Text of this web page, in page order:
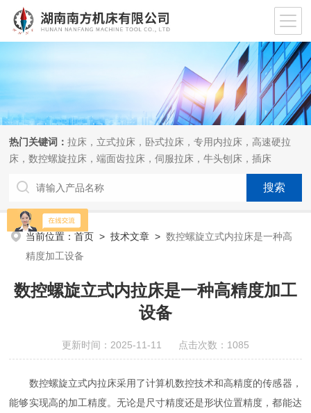
热门关键词：拉床，立式拉床，卧式拉床，专用内拉床，高速硬拉
床，数控螺旋拉床，端面齿拉床，伺服拉床，牛头刨床，插床
当前位置：首页 >技术文章 >数控螺旋立式内拉床是一种高
精度加工设备
数控螺旋立式内拉床是一种高精度加工
设备
更新时间：2025-11-11 点击次数：1085
数控螺旋立式内拉床采用了计算机数控技术和高精度的传感器，
能够实现高的加工精度。无论是尺寸精度还是形状位置精度，都能达